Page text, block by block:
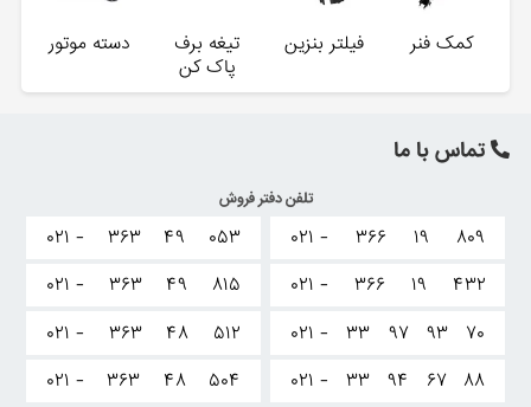
کمک فنر فیلتر بنزین
تیغه برف
پاک کن
دسته موتور
تماس با ما
تلفن دفتر فروش
۰۲۱ - ۳۶۶ ۱۹
۸۰۹
۰۲۱ -
۳۶۶ ۱۹
۴۳۲
۰۲۱ -
۳۳ ۹۷ ۹۳
۷۰
۰۲۱ -
۳۳ ۹۴ ۶۷ ۸۸
۰۲۱ - ۳۶۳ ۴۹
۰۵۳
۰۲۱ -
۳۶۳ ۴۹
۸۱۵
۰۲۱ -
۳۶۳ ۴۸
۵۱۲
۰۲۱ -
۳۶۳ ۴۸ ۵۰۴